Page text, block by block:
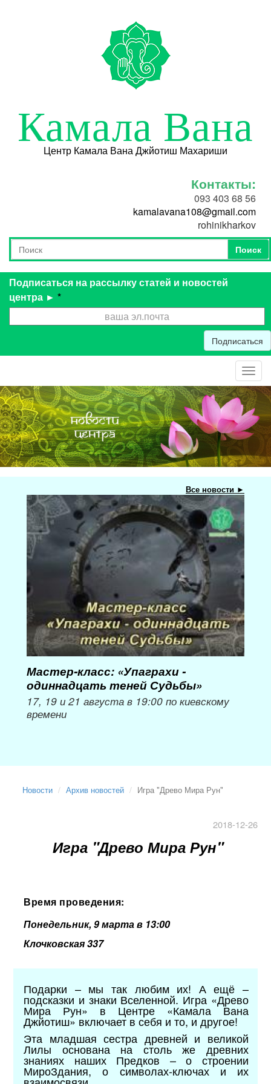
Камала Вана
Центр Камала Вана Джйотиш Махариши
Контакты:
093 403 68 56
kamalavana108@gmail.com
rohinikharkov
Форма поиска
Поиск
Поиск
Подписаться на рассылку статей и новостей
центра ► *
Подписаться
Все новости ►
Мастер-класс: «Упаграхи -
одиннадцать теней Судьбы»
17, 19 и 21 августа в 19:00 по киевскому
времени
Новости Архив новостей Игра "Древо Мира Рун"
2018-12-26
Игра "Древо Мира Рун"
Время проведения:
Понедельник, 9 марта в 13:00
Клочковская 337
Подарки – мы так любим их! А ещё –
подсказки и знаки Вселенной. Игра «Древо
Мира Рун» в Центре «Камала Вана
Джйотиш» включает в себя и то, и другое!
Эта младшая сестра древней и великой
Лилы основана на столь же древних
знаниях наших Предков – о строении
МироЗдания, о символах-ключах и их